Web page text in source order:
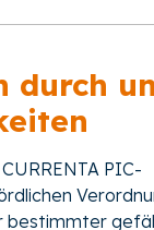
durch
PIC-
bestimmter